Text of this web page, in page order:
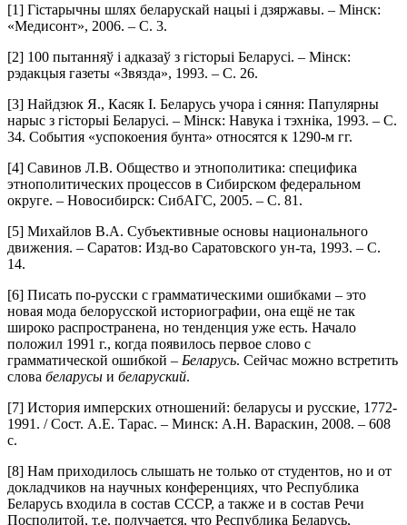
[1] Гістарычны шлях беларускай нацыі і дзяржавы. – Мінск:
«Медисонт», 2006. – С. 3.
[2] 100 пытанняў і адказаў з гісторыі Беларусі. – Мінск:
рэдакцыя газеты «Звязда», 1993. – С. 26.
[3] Найдзюк Я., Касяк І. Беларусь учора і сяння: Папулярны
нарыс з гісторыі Беларусі. – Мінск: Навука і тэхніка, 1993. – С.
34. События «успокоения бунта» относятся к 1290‑м гг.
[4] Савинов Л.В. Общество и этнополитика: специфика
этнополитических процессов в Сибирском федеральном
округе. – Новосибирск: СибАГС, 2005. – С. 81.
[5] Михайлов В.А. Субъективные основы национального
движения. – Саратов: Изд-во Саратовского ун-та, 1993. – С.
14.
[6] Писать по-русски с грамматическими ошибками – это
новая мода белорусской историографии, она ещё не так
широко распространена, но тенденция уже есть. Начало
положил 1991 г., когда появилось первое слово с
грамматической ошибкой – Беларусь. Сейчас можно встретить
слова беларусы и беларуский.
[7] История имперских отношений: беларусы и русские, 1772-
1991. / Сост. А.Е. Тарас. – Минск: А.Н. Вараскин, 2008. – 608
с.
[8] Нам приходилось слышать не только от студентов, но и от
докладчиков на научных конференциях, что Республика
Беларусь входила в состав СССР, а также и в состав Речи
Посполитой, т.е. получается, что Республика Беларусь,